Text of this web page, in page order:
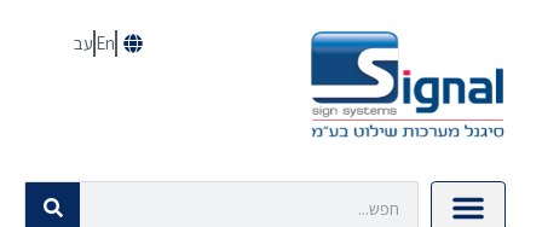
En עב